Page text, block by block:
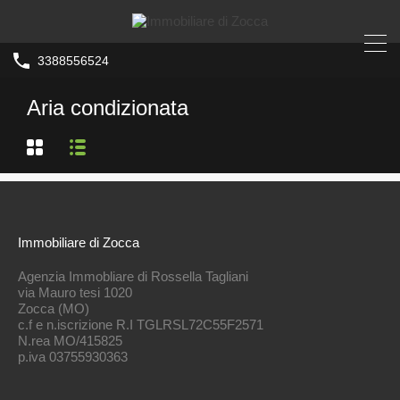
3388556524
Aria condizionata
Immobiliare di Zocca
Agenzia Immobliare di Rossella Tagliani
via Mauro tesi 1020
Zocca (MO)
c.f e n.iscrizione R.I TGLRSL72C55F2571
N.rea MO/415825
p.iva 03755930363